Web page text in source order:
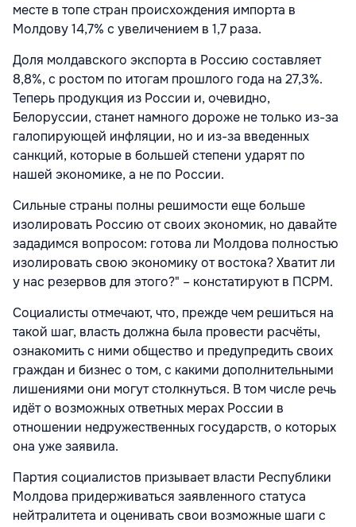
месте в топе стран происхождения импорта в
Молдову 14,7% с увеличением в 1,7 раза.
Доля молдавского экспорта в Россию составляет
8,8%, с ростом по итогам прошлого года на 27,3%.
Теперь продукция из России и, очевидно,
Белоруссии, станет намного дороже не только из-за
галопирующей инфляции, но и из-за введенных
санкций, которые в большей степени ударят по
нашей экономике, а не по России.
Сильные страны полны решимости еще больше
изолировать Россию от своих экономик, но давайте
зададимся вопросом: готова ли Молдова полностью
изолировать свою экономику от востока? Хватит ли
у нас резервов для этого?" – констатируют в ПСРМ.
Социалисты отмечают, что, прежде чем решиться на
такой шаг, власть должна была провести расчёты,
ознакомить с ними общество и предупредить своих
граждан и бизнес о том, с какими дополнительными
лишениями они могут столкнуться. В том числе речь
идёт о возможных ответных мерах России в
отношении недружественных государств, о которых
она уже заявила.
Партия социалистов призывает власти Республики
Молдова придерживаться заявленного статуса
нейтралитета и оценивать свои возможные шаги с